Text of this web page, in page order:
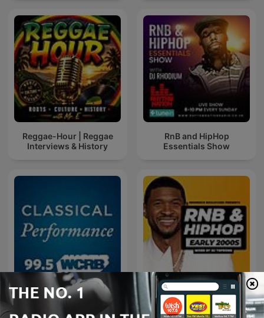
Reggae-Hour | Reggae
Interviews & History
RnB and HipHop
Essentials Show
Classical Performance Early 2000s RNB